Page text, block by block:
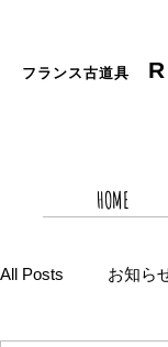
フランス古道具
HOME
All Posts お知ら